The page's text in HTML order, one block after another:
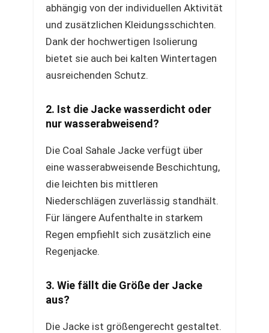
abhängig von der individuellen Aktivität
und zusätzlichen Kleidungsschichten.
Dank der hochwertigen Isolierung
bietet sie auch bei kalten Wintertagen
ausreichenden Schutz.
2. Ist die Jacke wasserdicht oder
nur wasserabweisend?
Die Coal Sahale Jacke verfügt über
eine wasserabweisende Beschichtung,
die leichten bis mittleren
Niederschlägen zuverlässig standhält.
Für längere Aufenthalte in starkem
Regen empfiehlt sich zusätzlich eine
Regenjacke.
3. Wie fällt die Größe der Jacke
aus?
Die Jacke ist größengerecht gestaltet.